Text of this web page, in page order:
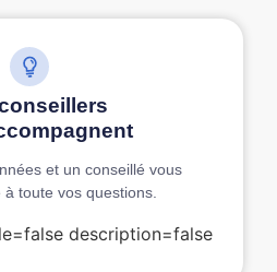
et un conseillé vous
toute vos questions.
description=false